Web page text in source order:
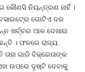
କୌଣସି ନିୟନ୍ତ୍ରଣ ନାହିଁ ।
ଗୋଟିଏ ଦର
ଖର୍ଚ୍ଚର ଆଳ ଦେଖାଇ
। ଫଳରେ ରାଜ୍ୟ
ଗାଡି ବିକ୍ରେତାଙ୍କ
ଉପରେ ଦୃଷ୍ଟି ଦେବାକୁ